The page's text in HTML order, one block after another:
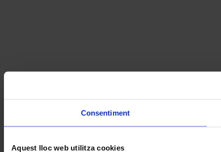
Consentiment
Aquest lloc web utilitza cookies